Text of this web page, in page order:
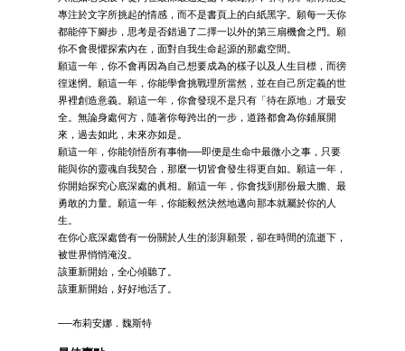
專注於文字所挑起的情感，而不是書頁上的白紙黑字。願每一天你
都能停下腳步，思考是否錯過了二擇一以外的第三扇機會之門。願
你不會畏懼探索內在，面對自我生命起源的那處空間。
願這一年，你不會再因為自己想要成為的樣子以及人生目標，而徬
徨迷惘。願這一年，你能學會挑戰理所當然，並在自己所定義的世
界裡創造意義。願這一年，你會發現不是只有「待在原地」才最安
全。無論身處何方，隨著你每跨出的一步，道路都會為你鋪展開
來，過去如此，未來亦如是。
願這一年，你能領悟所有事物──即便是生命中最微小之事，只要
能與你的靈魂自我契合，那麼一切皆會發生得更自如。願這一年，
你開始探究心底深處的眞相。願這一年，你會找到那份最大膽、最
勇敢的力量。願這一年，你能毅然決然地邁向那本就屬於你的人
生。
在你心底深處曾有一份關於人生的澎湃願景，卻在時間的流逝下，
被世界悄悄淹沒。
該重新開始，全心傾聽了。
該重新開始，好好地活了。
──布莉安娜．魏斯特